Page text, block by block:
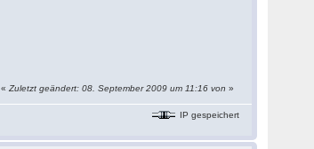
«Zuletzt geändert: 08. September 2009 um 11:16 von»
IP gespeichert